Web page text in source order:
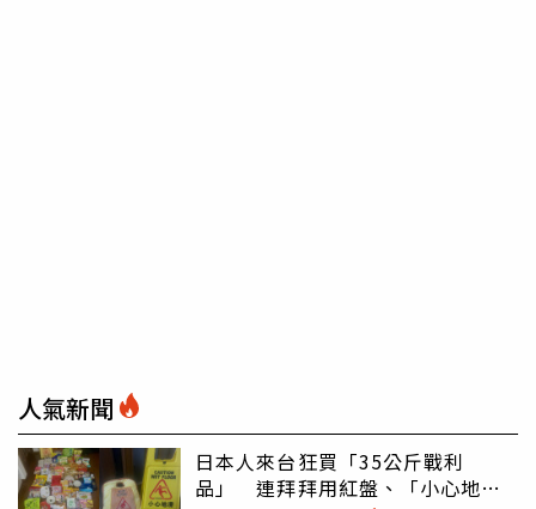
人氣新聞
日本人來台狂買「35公斤戰利
品」 連拜拜用紅盤、「小心地